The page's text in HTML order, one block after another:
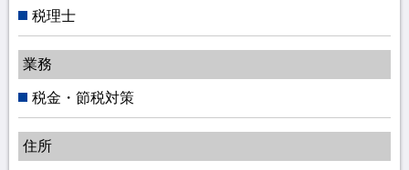
税理士
業務
税金・節税対策
住所